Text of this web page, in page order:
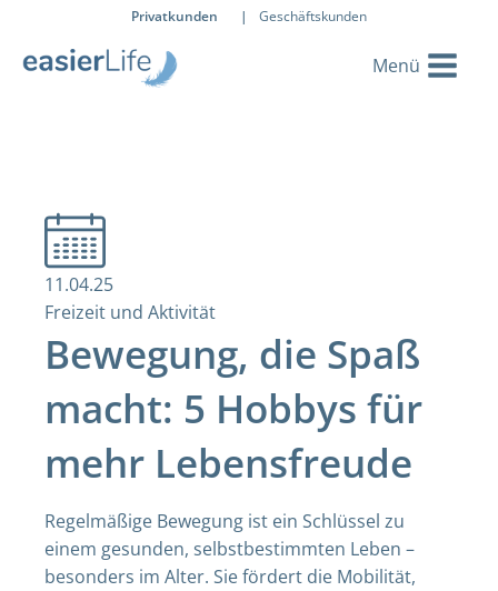
Privatkunden | Geschäftskunden
11.04.25
Freizeit und Aktivität
Bewegung, die Spaß
macht: 5 Hobbys für
mehr Lebensfreude
Regelmäßige Bewegung ist ein Schlüssel zu
einem gesunden, selbstbestimmten Leben –
besonders im Alter. Sie fördert die Mobilität,